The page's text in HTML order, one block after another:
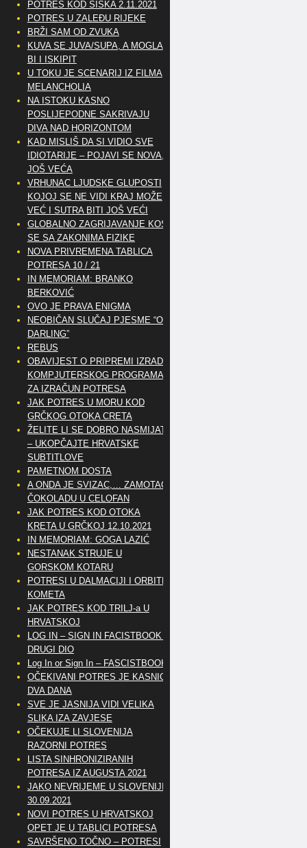
POTRES KOD SISKA 2.11.2021
POTRES U ZALEĐU RIJEKE
BRŽI SAM OD ZVUKA
KUVA SE JUVA/SUPA, A MOGLA
BI I ISKIPIT
U TOKU JE SCENARIJ IZ FILMA
MELANCHOLIA
NA ISTOKU KASNO
POSLIJEPODNE SAKRIVAJU
DIVA NAD HORIZONTOM
KAD MISLIŠ DA SI VIDIO SVE
IDIOTARIJE – POJAVI SE NOVA,..
JOŠ VEĆA
VRHUNAC LJUDSKE GLUPOSTI
KOJOJ SE NE VIDI KRAJ MOŽE
VEĆ I SUTRA BITI JOŠ VEĆI
GLOBALNO ZAGRIJAVANJE KOSI
SE SA ZAKONIMA FIZIKE
NOVA PRIVREMENA TABLICA
POTRESA 10 / 21
IN MEMORIAM: BRANKO
BERKOVIĆ
OVO JE PRAVA ENIGMA
NEOBIČAN SLUČAJ PJESME “OH
DARLING”
REBUS
OBAVIJEST O PRIPREMI IZRADE
KOMPJUTERSKOG PROGRAMA
ZA IZRAČUN POTRESA
JAK POTRES U MORU KOD
GRČKOG OTOKA CRETA
ŽELITE LI SE DOBRO NASMIJATI
– UKOPČAJTE HRVATSKE
SUBTITLOVE
PAMETNOM DOSTA
A ONDA JE SVIZAC,… ZAMOTAO
ČOKOLADU U CELOFAN
JAK POTRES KOD OTOKA
KRETA U GRČKOJ 12.10.2021
IN MEMORIAM: GOGA LAZIĆ
NESTANAK STRUJE U
GORSKOM KOTARU
POTRESI U DALMACIJI I ORBITE
KOMETA
JAK POTRES KOD TRILJ-a U
HRVATSKOJ
LOG IN – SIGN IN FACISTBOOK –
DRUGI DIO
Log In or Sign In – FASCISTBOOK
OČEKIVANI POTRES JE KASNIO
DVA DANA
SVE JE JASNIJA VIDI VELIKA
SLIKA IZA ZAVJESE
OČEKUJE LI SLOVENIJA
RAZORNI POTRES
LISTA SINHRONIZIRANIH
POTRESA IZ AUGUSTA 2021
JAKO NEVRIJEME U SLOVENIJI
30.09.2021
NOVI POTRES U HRVATSKOJ
OPET JE U TABLICI POTRESA
SAVRŠENO TOČNO – POTRESI